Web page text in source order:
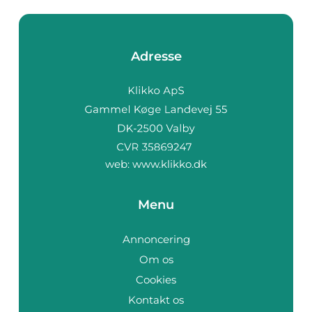
Adresse
web: www.klikko.dk
Menu
Annoncering
Om os
Cookies
Kontakt os